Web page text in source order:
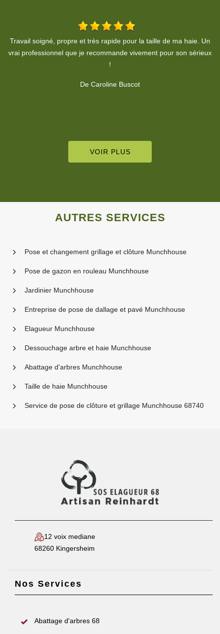
Bonjour, nous remercions M. Rheinhardt pour son intervention à
la clinique afin de remettre en état l'élagage des végétaux. Prise
de contact rapide et travail respecté dans les délais demandés.
Sierentz.
VOIR PLUS
AUTRES SERVICES
Pose et changement grillage et clôture Munchhouse
Pose de gazon en rouleau Munchhouse
Jardinier Munchhouse
Entreprise de pose de dallage et pavé Munchhouse
Elagueur Munchhouse
Dessouchage arbre et haie Munchhouse
Abattage d'arbres Munchhouse
Taille de haie Munchhouse
Service de pose de clôture et grillage Munchhouse 68740
12 voix mediane
68260 Kingersheim
Nos Services
Abattage d'arbres 68